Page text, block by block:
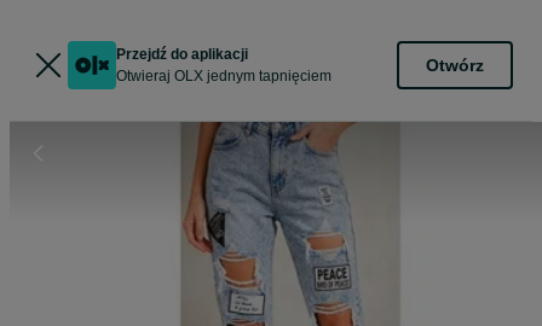
Przejdź do aplikacji
Otwieraj OLX jednym tapnięciem
Otwórz